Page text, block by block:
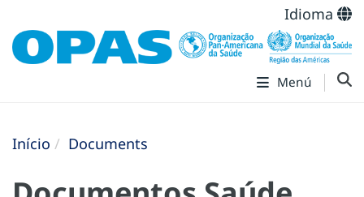
Idioma
Menú
Início Documents